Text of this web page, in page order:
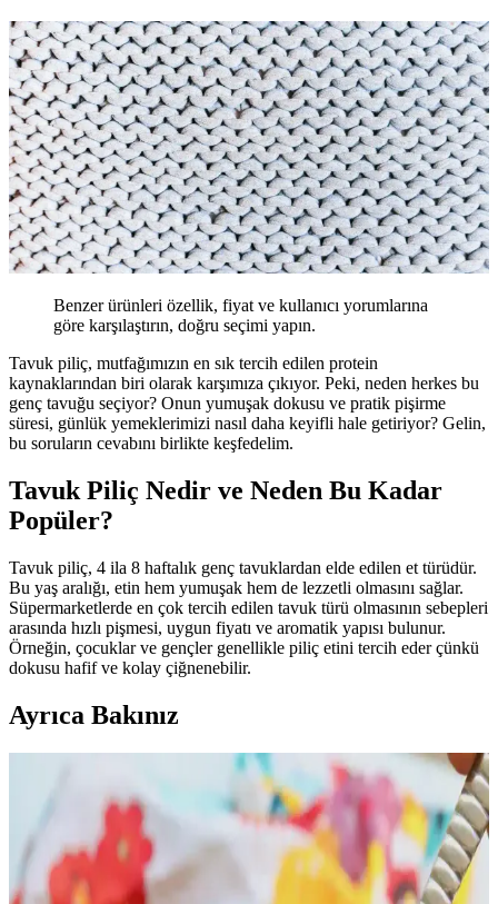
Benzer ürünleri özellik, fiyat ve kullanıcı yorumlarına
göre karşılaştırın, doğru seçimi yapın.
Tavuk piliç, mutfağımızın en sık tercih edilen protein
kaynaklarından biri olarak karşımıza çıkıyor. Peki, neden herkes bu
genç tavuğu seçiyor? Onun yumuşak dokusu ve pratik pişirme
süresi, günlük yemeklerimizi nasıl daha keyifli hale getiriyor? Gelin,
bu soruların cevabını birlikte keşfedelim.
Tavuk Piliç Nedir ve Neden Bu Kadar
Popüler?
Tavuk piliç, 4 ila 8 haftalık genç tavuklardan elde edilen et türüdür.
Bu yaş aralığı, etin hem yumuşak hem de lezzetli olmasını sağlar.
Süpermarketlerde en çok tercih edilen tavuk türü olmasının sebepleri
arasında hızlı pişmesi, uygun fiyatı ve aromatik yapısı bulunur.
Örneğin, çocuklar ve gençler genellikle piliç etini tercih eder çünkü
dokusu hafif ve kolay çiğnenebilir.
Ayrıca Bakınız
Tavuk Göğsü Tariflerinde Kültürel Çeşitlilik ve
Pratik Pişirme Yöntemleri
Tavuk göğsü, çeşitli mutfaklardan tarifler ve pişirme teknikleriyle
zenginleştirilebilir. Baharatlar, soslar ve dolgu malzemeleriyle
besleyici ve farklı lezzetler yaratmak mümkündür.